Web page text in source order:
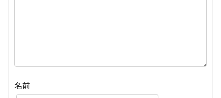
名前